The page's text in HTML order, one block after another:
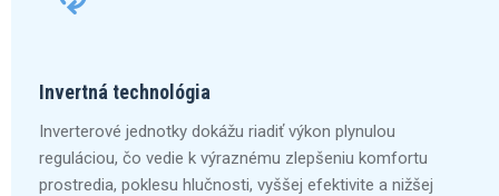
Invertná technológia
Inverterové jednotky dokážu riadiť výkon plynulou
reguláciou, čo vedie k výraznému zlepšeniu komfortu
prostredia, poklesu hlučnosti, vyššej efektivite a nižšej